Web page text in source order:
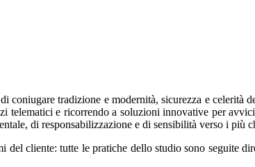
tradizione e modernità, sicurezza e
telematici e ricorrendo a soluzioni innovative per
di responsabilizzazione e di sensibilità verso i più
cliente: tutte le pratiche dello studio sono seguite